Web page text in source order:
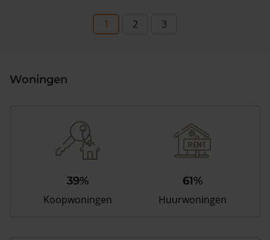
1 2 3
Woningen
39%
Koopwoningen
61%
Huurwoningen